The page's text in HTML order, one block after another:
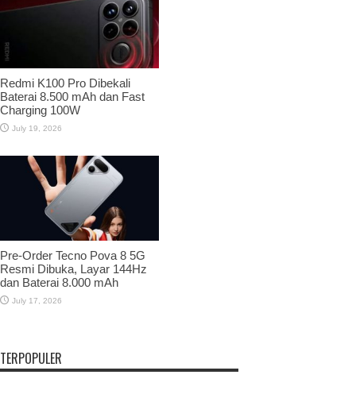
Redmi K100 Pro Dibekali
Baterai 8.500 mAh dan Fast
Charging 100W
July 19, 2026
Pre-Order Tecno Pova 8 5G
Resmi Dibuka, Layar 144Hz
dan Baterai 8.000 mAh
July 17, 2026
TERPOPULER